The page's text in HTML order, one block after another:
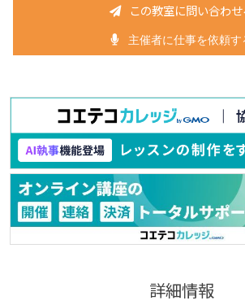
この教室に問い合わせ
主催者に仕事を依頼す
詳細情報